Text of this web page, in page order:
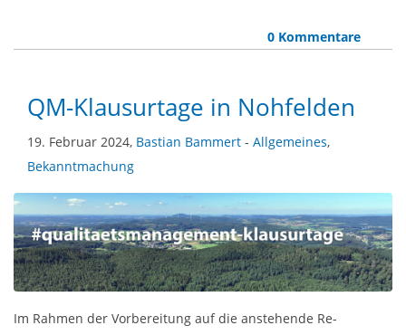
0 Kommentare
QM-Klausurtage in Nohfelden
19. Februar 2024, Bastian Bammert - Allgemeines,
Bekanntmachung
Im Rahmen der Vorbereitung auf die anstehende Re-